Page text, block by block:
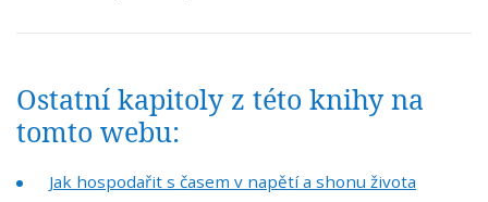
Ostatní kapitoly z této knihy na
tomto webu:
Jak hospodařit s časem v napětí a shonu života